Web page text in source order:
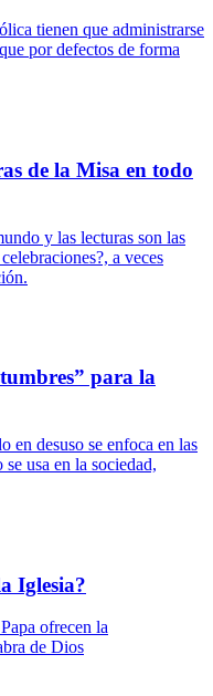
tienen que administrarse
por defectos de forma
de la Misa en todo
y las lecturas son las
a veces
para la
en desuso se enfoca en las
usa en la sociedad,
Iglesia?
ofrecen la
de Dios